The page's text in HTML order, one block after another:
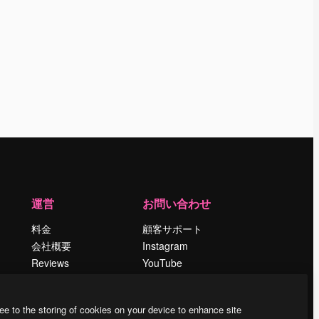
運営
料金
会社概要
Reviews
ブログ
お問い合わせ
顧客サポート
Instagram
YouTube
Discord
to the storing of cookies on your device to enhance site